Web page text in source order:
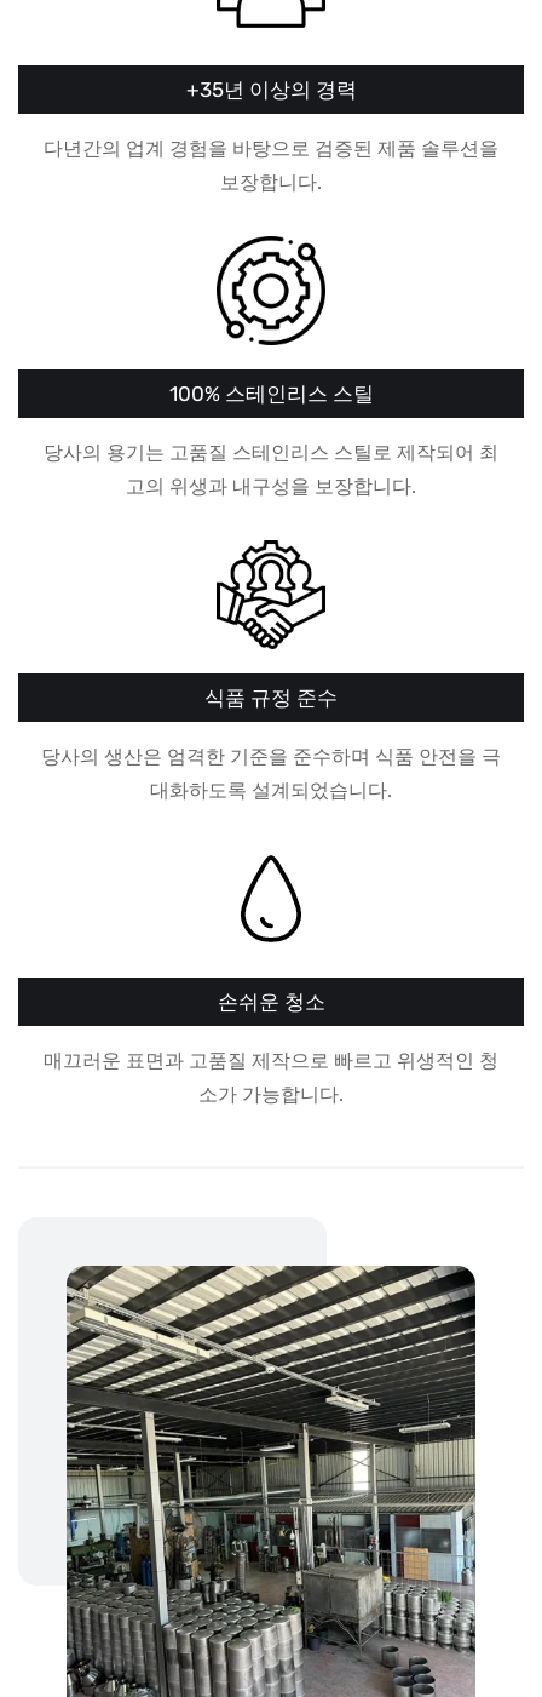
+35년 이상의 경력
다년간의 업계 경험을 바탕으로 검증된 제품 솔루션을
보장합니다.
100% 스테인리스 스틸
당사의 용기는 고품질 스테인리스 스틸로 제작되어 최
고의 위생과 내구성을 보장합니다.
식품 규정 준수
당사의 생산은 엄격한 기준을 준수하며 식품 안전을 극
대화하도록 설계되었습니다.
손쉬운 청소
매끄러운 표면과 고품질 제작으로 빠르고 위생적인 청
소가 가능합니다.